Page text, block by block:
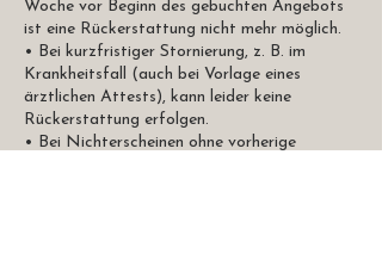
Woche vor Beginn des gebuchten Angebots
ist eine Rückerstattung nicht mehr möglich.
• Bei kurzfristiger Stornierung, z. B. im
Krankheitsfall (auch bei Vorlage eines
ärztlichen Attests), kann leider keine
Rückerstattung erfolgen.
• Bei Nichterscheinen ohne vorherige